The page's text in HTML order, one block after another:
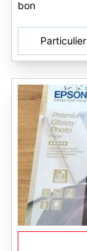
bon
Particulier